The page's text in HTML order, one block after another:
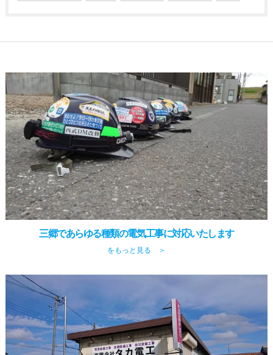
三郷であらゆる種類の電気工事に対応いたします
をもっと見る ＞